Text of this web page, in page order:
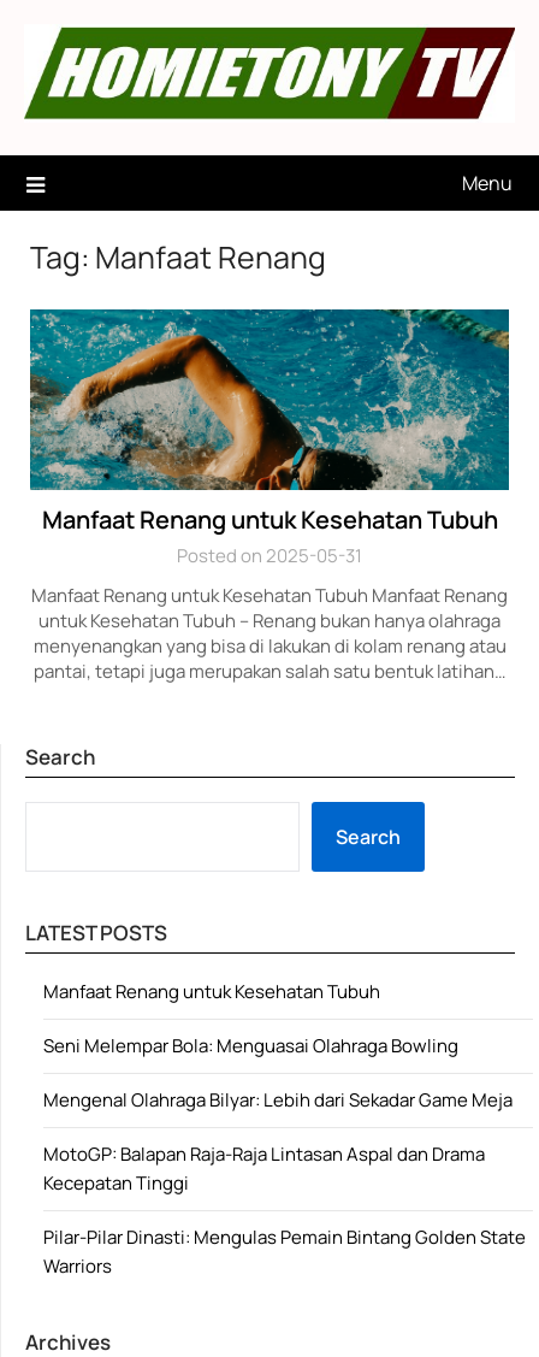
content
Menu
Tag: Manfaat Renang
Manfaat Renang untuk Kesehatan Tubuh
Posted on 2025-05-31
Manfaat Renang untuk Kesehatan Tubuh Manfaat Renang
untuk Kesehatan Tubuh – Renang bukan hanya olahraga
menyenangkan yang bisa di lakukan di kolam renang atau
pantai, tetapi juga merupakan salah satu bentuk latihan…
Search
Search
LATEST POSTS
Manfaat Renang untuk Kesehatan Tubuh
Seni Melempar Bola: Menguasai Olahraga Bowling
Mengenal Olahraga Bilyar: Lebih dari Sekadar Game Meja
MotoGP: Balapan Raja-Raja Lintasan Aspal dan Drama
Kecepatan Tinggi
Pilar-Pilar Dinasti: Mengulas Pemain Bintang Golden State
Warriors
Archives